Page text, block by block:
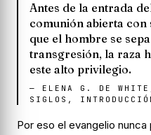
Antes de la entrada
comunión abierta con
que el hombre se
transgresión, la raza
este alto privilegio.
— ELENA G. DE
SIGLOS,
Por eso el evangelio